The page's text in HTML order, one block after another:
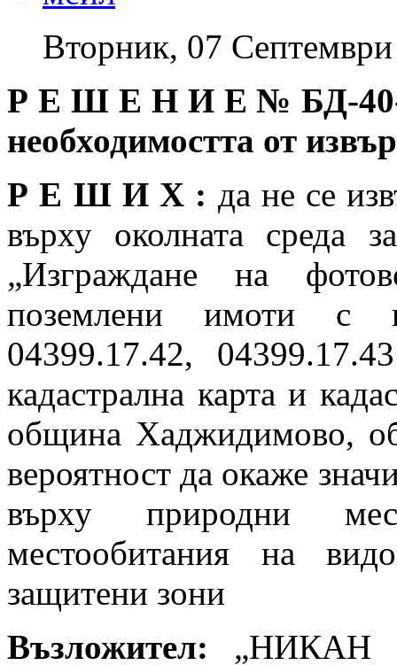
Вторник, 07
Р Е Ш Е Н И Е № БД-
необходимостта от
Р Е Ш И Х : да не се
върху околната среда
„Изграждане на
поземлени имоти с
04399.17.42,
кадастрална карта и
община Хаджидимово,
вероятност да окаже
върху природни
местообитания на
защитени зони
Възложител: „НИКАН